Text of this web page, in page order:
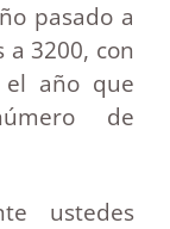
pasado a
3200, con
año que
de
ustedes